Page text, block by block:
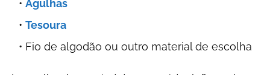
Agulhas
Tesoura
Fio de algodão ou outro material de escolha